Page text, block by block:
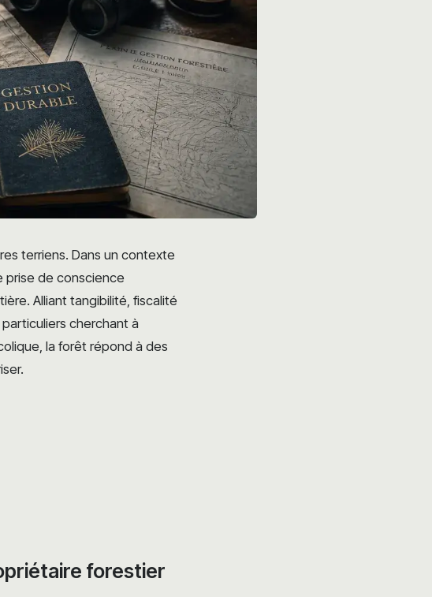
terriens. Dans un contexte
prise de conscience
Alliant tangibilité, fiscalité
cherchant à
la forêt répond à des
forestier